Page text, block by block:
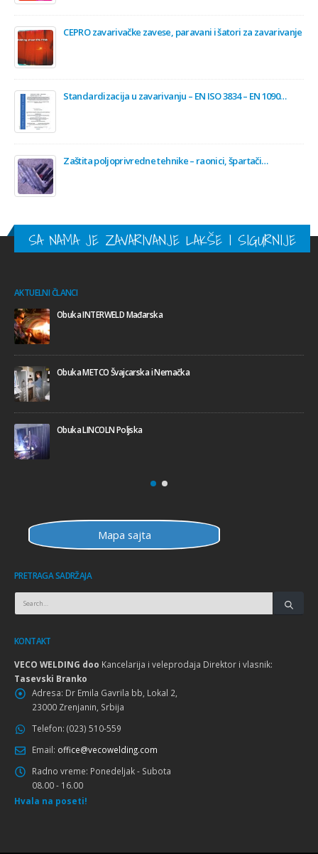
CEPRO zavarivačke zavese, paravani i šatori za zavarivanje
Standardizacija u zavarivanju – EN ISO 3834 – EN 1090…
Zaštita poljoprivredne tehnike – raonici, špartači…
SA NAMA JE ZAVARIVANJE LAKŠE I SIGURNIJE
AKTUELNI ČLANCI
Obuka INTERWELD Mađarska
Obuka METCO Švajcarska i Nemačka
Obuka LINCOLN Poljska
Mapa sajta
PRETRAGA SADRŽAJA
KONTAKT
VECO WELDING doo Kancelarija i veleprodaja Direktor i vlasnik:
Tasevski Branko
Adresa: Dr Emila Gavrila bb, Lokal 2,
23000 Zrenjanin, Srbija
Telefon: (023) 510-559
Email: office@vecowelding.com
Radno vreme: Ponedeljak - Subota
08.00 - 16.00
Hvala na poseti!